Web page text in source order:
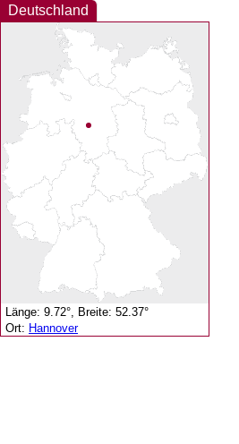
Deutschland
Länge: 9.72°, Breite: 52.37°
Ort: Hannover